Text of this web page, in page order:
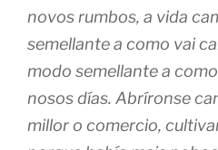
novos rumbos, a vida
semellante a como vai
modo semellante a
nosos días. Abríronse
millor o comercio,